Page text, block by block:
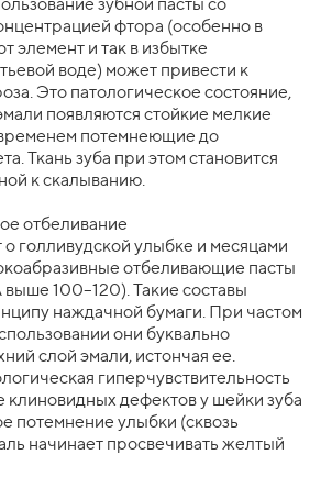
фтора (особенно в
элемент и так в избытке
воде) может привести к
Это патологическое состояние,
появляются стойкие мелкие
потемнеющие до
Ткань зуба при этом становится
к скалыванию.
отбеливание
голливудской улыбке и месяцами
отбеливающие пасты
выше 100–120). Такие составы
наждачной бумаги. При частом
они буквально
слой эмали, истончая ее.
гиперчувствительность
клиновидных дефектов у шейки зуба
потемнение улыбки (сквозь
начинает просвечивать желтый